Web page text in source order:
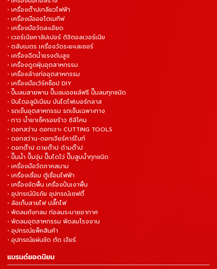
• เครื่องต๊าปเกลียวไฟฟ้า
• เครื่องมือออโตเมทีฟ
• เครื่องมือวัดละเอียด
• เวอร์เนียคาลิปเปอร์ ดิจิตอลเวอร์เนีย
• ตลับเมตร เครื่องวัดระยะเลเซอร์
• เครื่องฉีดน้ำแรงดันสูง
• เครื่องดูดฝุ่นอุตสาหกรรม
• เครื่องล้างท่ออุตสาหกรรม
• เครื่องมือเวิร์คช็อป DIY
• ปั๊มลมสายพาน ปั๊มลมออยล์ฟรี ปั๊มลมทุกชนิด
• ปันไดอลูมิเนียม บันไดไฟเบอร์กลาส
• รถเข็นอุตสาหกรรม รถเข็นเฉพาะทาง
• กาว น้ำยาเช็ครอยร้าว ซิลิโคน
• ดอกสว่าน ดอกเจาะ CUTTING TOOLS
• ดอกสว่าน-ดอกเจียร์คาร์ไบท์
• ดอกต๊าป ดายต๊าป ด้ามต๊าป
• ปั๊มน้ำ ปั๊มจุ่ม ปั๊มไดโว่ ปั๊มสูบน้ำทุกชนิด
• เครื่องมือวัดภาคสนาม
• เครื่องเชื่อม ตู้เชื่อมไฟฟ้า
• เครื่องขัดพื้น เครื่องปั่นเงาพื้น
• อุปกรณ์นิรภัย อุปกรณ์เซฟตี้
• ล้อเก็บสายไฟ ปลั๊กไฟ
• พัดลมถังกลม ท่อลมระบายอากาศ
• พัดลมอุตสาหกรรม พัดลมโรงงาน
• อุปกรณ์แพ็คสินค้า
• อุปกรณ์แผ่นขัด ตัด เจียร์
แบรนด์ยอดนิยม